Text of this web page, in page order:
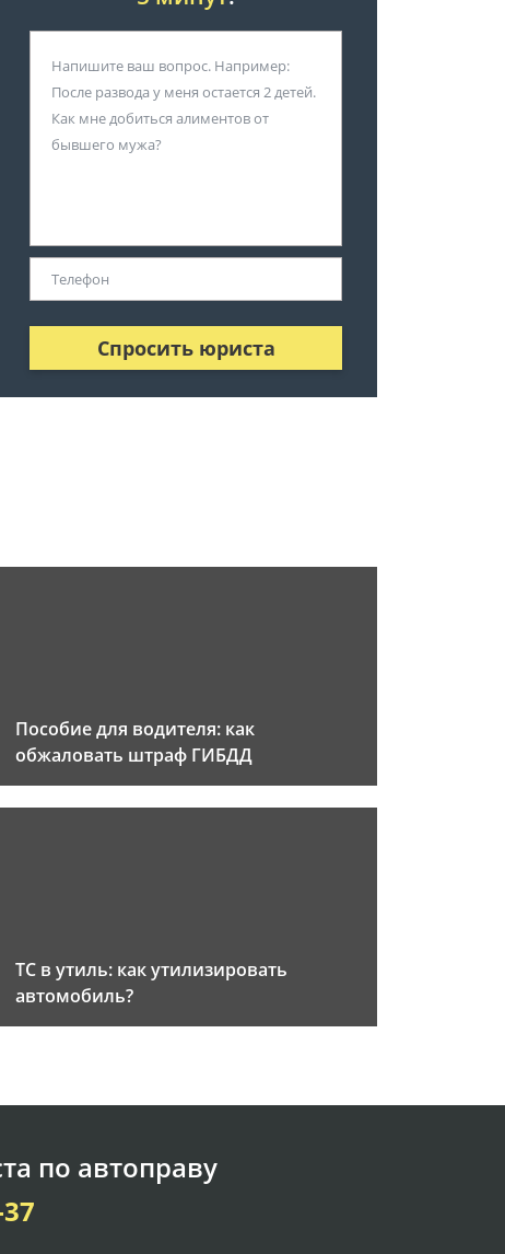
Спросить юриста
Пособие для водителя: как
обжаловать штраф ГИБДД
ТС в утиль: как утилизировать
автомобиль?
по автоправу